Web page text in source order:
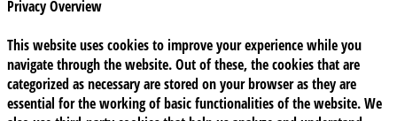
Privacy Overview
This website uses cookies to improve your experience while you
navigate through the website. Out of these, the cookies that are
categorized as necessary are stored on your browser as they are
essential for the working of basic functionalities of the website. We